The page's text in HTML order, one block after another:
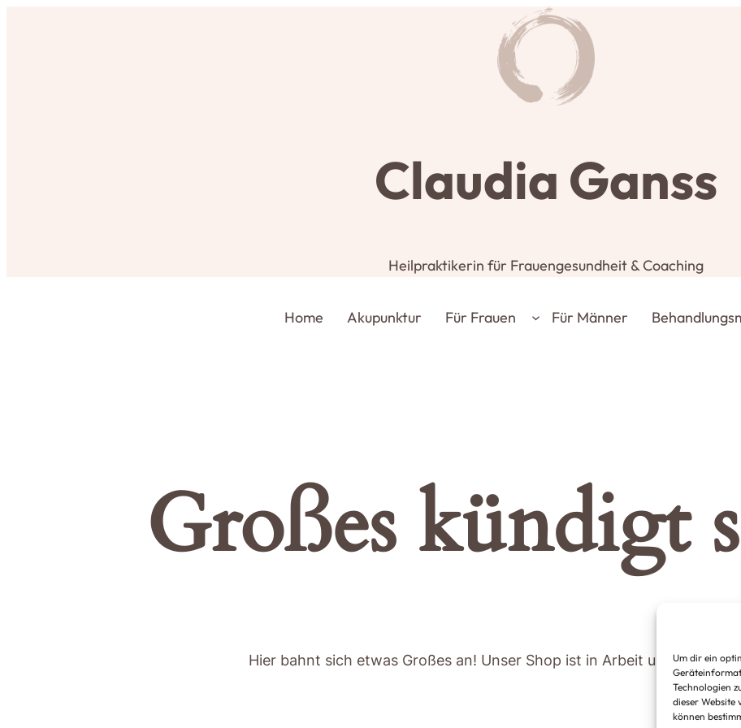
Um dir ein
Technologien
dieser Website
können
Claudia Ganss
Heilpraktikerin für Frauengesundheit & Coaching
Home Akupunktur Für Frauen Für Männer
Großes kündigt
Hier bahnt sich etwas Großes an! Unser Shop ist in Arbeit und wird